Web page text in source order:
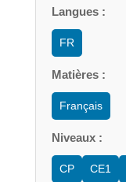
Langues :
FR
Matières :
Français
Niveaux :
CP CE1